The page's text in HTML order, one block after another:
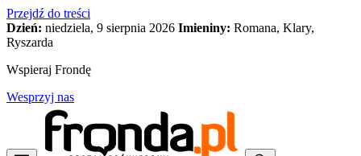
Przejdź do treści
Dzień: niedziela, 9 sierpnia 2026 Imieniny: Romana, Klary,
Ryszarda
Wspieraj Frondę
Wesprzyj nas